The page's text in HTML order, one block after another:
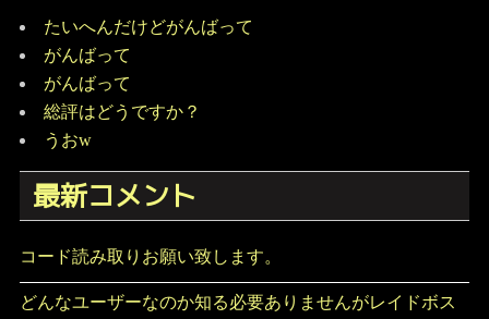
たいへんだけどがんばって
がんばって
がんばって
総評はどうですか？
うおw
最新コメント
コード読み取りお願い致します。
どんなユーザーなのか知る必要ありませんがレイドボス